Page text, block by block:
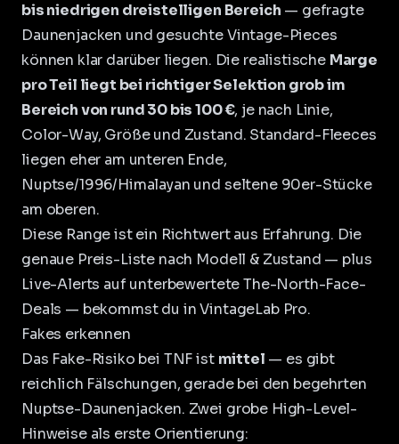
bis niedrigen dreistelligen Bereich — gefragte
Daunenjacken und gesuchte Vintage-Pieces
können klar darüber liegen. Die realistische Marge
pro Teil liegt bei richtiger Selektion grob im
Bereich von rund 30 bis 100 €, je nach Linie,
Color-Way, Größe und Zustand. Standard-Fleeces
liegen eher am unteren Ende,
Nuptse/1996/Himalayan und seltene 90er-Stücke
am oberen.
Diese Range ist ein Richtwert aus Erfahrung. Die
genaue Preis-Liste nach Modell & Zustand — plus
Live-Alerts auf unterbewertete The-North-Face-
Deals — bekommst du inVintageLab Pro.
Fakes erkennen
Das Fake-Risiko bei TNF ist mittel — es gibt
reichlich Fälschungen, gerade bei den begehrten
Nuptse-Daunenjacken. Zwei grobe High-Level-
Hinweise als erste Orientierung: